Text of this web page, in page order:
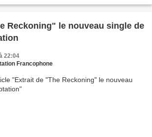
Reckoning" le nouveau single de
22:04
Francophone